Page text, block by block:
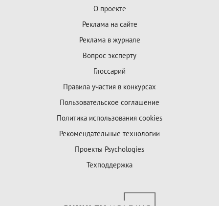
О проекте
Реклама на сайте
Реклама в журнале
Вопрос эксперту
Глоссарий
Правила участия в конкурсах
Пользовательское соглашение
Политика использования cookies
Рекомендательные технологии
Проекты Psychologies
Техподдержка